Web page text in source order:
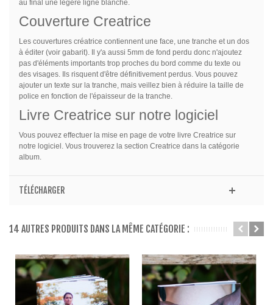
au final une légère ligne blanche.
Couverture Creatrice
Les couvertures créatrice contiennent une face, une tranche et un dos
à éditer (voir gabarit). Il y'a aussi 5mm de fond perdu donc n'ajoutez
pas d'éléments importants trop proches du bord comme du texte ou
des visages. Ils risquent d'être définitivement perdus. Vous pouvez
ajouter un texte sur la tranche, mais veillez bien à réduire la taille de
police en fonction de l'épaisseur de la tranche.
Livre Creatrice sur notre logiciel
Vous pouvez effectuer la mise en page de votre livre Creatrice sur
notre logiciel. Vous trouverez la section Creatrice dans la catégorie
album.
TÉLÉCHARGER
14 AUTRES PRODUITS DANS LA MÊME CATÉGORIE :